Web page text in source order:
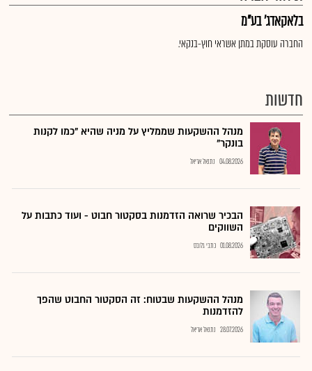
בלאקאדג' בע"מ
החברה עוסקת במתן אשראי חוץ-בנקאי.
חדשות
מנהל ההשקעות שממליץ על מניה שהיא "כמו לקנות
בונקר"
04.08.2026 נתנאל אריאל
הבכיר שרואה הזדמנות בסקטור חבוט - ועוד כתבות על
השווקים
01.08.2026 כתבי גלובס
מנהל ההשקעות שבטוח: זה הסקטור החבוט שהפך
להזדמנות
28.07.2026 נתנאל אריאל